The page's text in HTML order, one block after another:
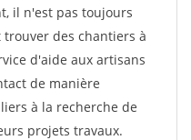
il n'est pas toujours
des chantiers à
d'aide aux artisans
de manière
à la recherche de
projets travaux.